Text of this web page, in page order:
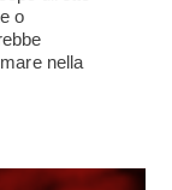
o
nella